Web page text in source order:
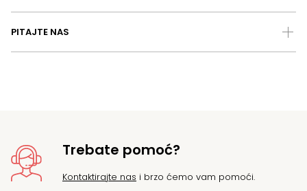
PITAJTE NAS
Trebate pomoć?
Kontaktirajte nas i brzo ćemo vam pomoći.